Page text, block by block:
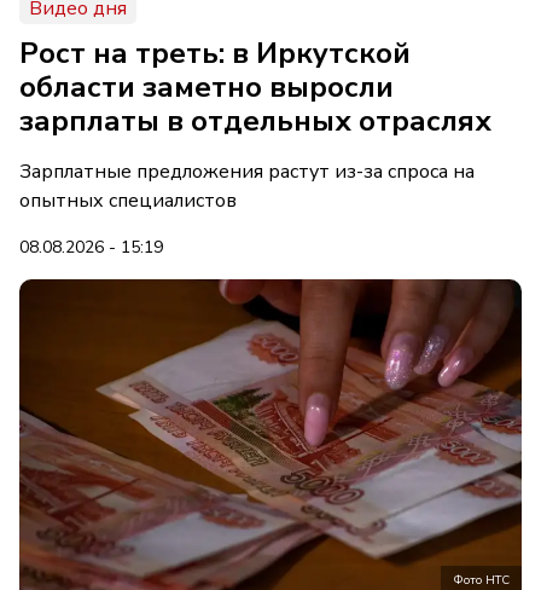
Видео дня
Рост на треть: в Иркутской
области заметно выросли
зарплаты в отдельных отраслях
Зарплатные предложения растут из-за спроса на
опытных специалистов
08.08.2026 - 15:19
Фото НТС